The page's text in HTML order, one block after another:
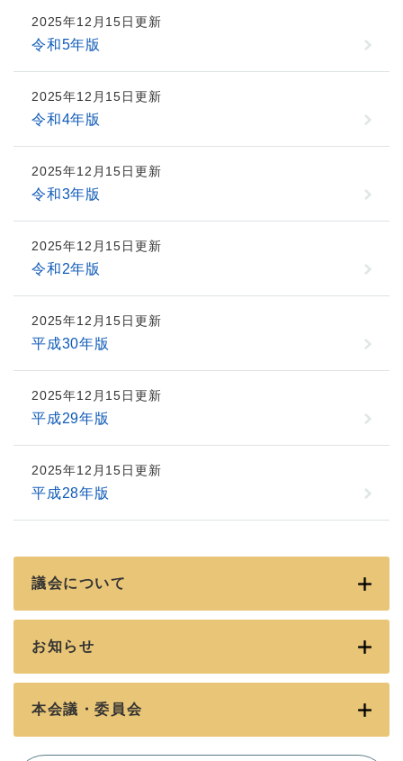
2025年12月15日更新
令和5年版
2025年12月15日更新
令和4年版
2025年12月15日更新
令和3年版
2025年12月15日更新
令和2年版
2025年12月15日更新
平成30年版
2025年12月15日更新
平成29年版
2025年12月15日更新
平成28年版
議会について
お知らせ
本会議・委員会